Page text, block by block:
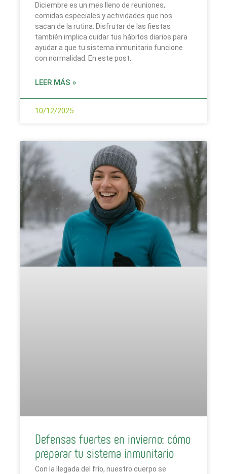
Diciembre es un mes lleno de reuniones,
comidas especiales y actividades que nos
sacan de la rutina. Disfrutar de las fiestas
también implica cuidar tus hábitos diarios para
ayudar a que tu sistema inmunitario funcione
con normalidad. En este post,
LEER MÁS »
10/12/2025
Defensas fuertes en invierno: cómo
preparar tu sistema inmunitario
Con la llegada del frío, nuestro cuerpo se